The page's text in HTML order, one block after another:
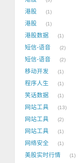
港股 1
港股 1
港股数据 1
短信-语音 2
短信-语音 2
移动开发 1
程序人生 1
笑话数据 1
网站工具 13
网站工具 2
网站工具 1
网络安全 1
美股实时行情 1